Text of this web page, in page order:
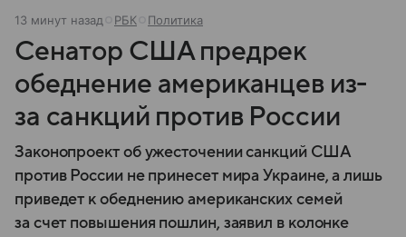
13 минут назад РБК Политика
Сенатор США предрек
обеднение американцев из-
за санкций против России
Законопроект об ужесточении санкций США
против России не принесет мира Украине, а лишь
приведет к обеднению американских семей
за счет повышения пошлин, заявил в колонке